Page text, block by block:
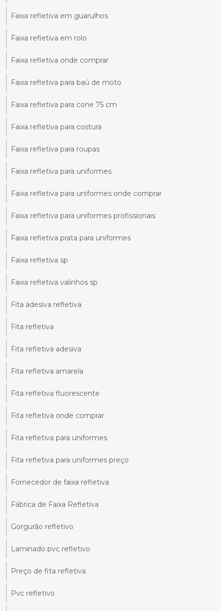
Faixa refletiva em guarulhos
Faixa refletiva em rolo
Faixa refletiva onde comprar
Faixa refletiva para baú de moto
Faixa refletiva para cone 75 cm
Faixa refletiva para costura
Faixa refletiva para roupas
Faixa refletiva para uniformes
Faixa refletiva para uniformes onde comprar
Faixa refletiva para uniformes profissionais
Faixa refletiva prata para uniformes
Faixa refletiva sp
Faixa refletiva valinhos sp
Fita adesiva refletiva
Fita refletiva
Fita refletiva adesiva
Fita refletiva amarela
Fita refletiva fluorescente
Fita refletiva onde comprar
Fita refletiva para uniformes
Fita refletiva para uniformes preço
Fornecedor de faixa refletiva
Fábrica de Faixa Refletiva
Gorgurão refletivo
Laminado pvc refletivo
Preço de fita refletiva
Pvc refletivo